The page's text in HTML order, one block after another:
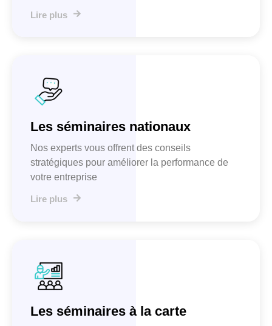
Lire plus
Les séminaires nationaux
Nos experts vous offrent des conseils
stratégiques pour améliorer la performance de
votre entreprise
Lire plus
Les séminaires à la carte